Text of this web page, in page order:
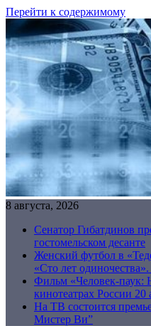
Перейти к содержимому
8 августа, 2026
Сенатор Гибатдинов
гостомельском десанте
Женский футбол в
«Сто лет
Фильм «Человек-паук:
кинотеатрах России 20
На ТВ состоится
Мистер Ви”